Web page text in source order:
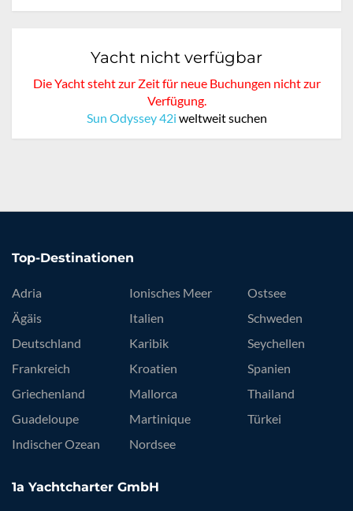
Yacht nicht verfügbar
Die Yacht steht zur Zeit für neue Buchungen nicht zur
Verfügung.
Sun Odyssey 42i weltweit suchen
Top-Destinationen
Adria
Ägäis
Deutschland
Frankreich
Griechenland
Guadeloupe
Indischer Ozean
Ionisches Meer
Italien
Karibik
Kroatien
Mallorca
Martinique
Nordsee
Ostsee
Schweden
Seychellen
Spanien
Thailand
Türkei
1a Yachtcharter GmbH